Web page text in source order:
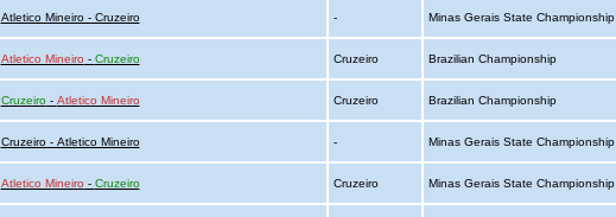
Atletico Mineiro - Cruzeiro - Minas Gerais State Championship
Atletico Mineiro - Cruzeiro Cruzeiro Brazilian Championship
Cruzeiro- Atletico Mineiro Cruzeiro Brazilian Championship
Cruzeiro - Atletico Mineiro - Minas Gerais State Championship
Atletico Mineiro - Cruzeiro Cruzeiro Minas Gerais State Championship